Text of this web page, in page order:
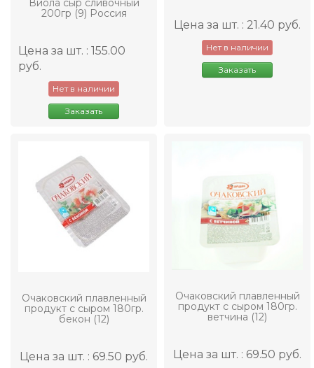
Виола сыр сливочный
200гр (9) Россия
Цена за шт. : 155.00
руб.
Нет в наличии
Заказать
Цена за шт. : 21.40 руб.
Нет в наличии
Заказать
Очаковский плавленный
продукт с сыром 180гр.
бекон (12)
Цена за шт. : 69.50 руб.
Очаковский плавленный
продукт с сыром 180гр.
ветчина (12)
Цена за шт. : 69.50 руб.